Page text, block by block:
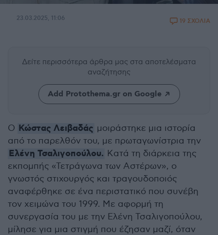
23.03.2025, 11:06 19 ΣΧΟΛΙΑ
Δείτε περισσότερα άρθρα μας στα αποτελέσματα
αναζήτησης
Add Protothema.gr on Google
Ο Κώστας Λειβαδάς μοιράστηκε μια ιστορία
από το παρελθόν του, με πρωταγωνίστρια την
Ελένη Τσαλιγοπούλου. Kατά τη διάρκεια της
εκπομπής «Τετράγωνα των Αστέρων», o
γνωστός στιχουργός και τραγουδοποιός
αναφέρθηκε σε ένα περιστατικό που συνέβη
τον χειμώνα του 1999. Με αφορμή τη
συνεργασία του με την Ελένη Τσαλιγοπούλου,
μίλησε για μια στιγμή που έζησαν μαζί, όταν